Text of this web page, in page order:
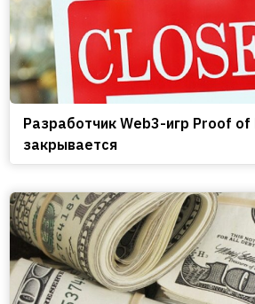
Разработчик Web3-игр Proof of
закрывается